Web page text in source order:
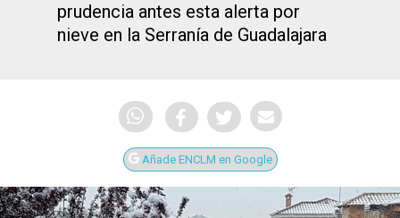
prudencia antes esta alerta por
nieve en la Serranía de Guadalajara
Añade ENCLM en Google